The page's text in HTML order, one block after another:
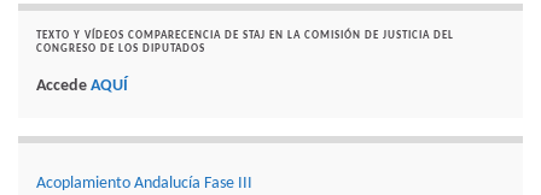
TEXTO Y VÍDEOS COMPARECENCIA DE STAJ EN LA COMISIÓN DE JUSTICIA DEL
CONGRESO DE LOS DIPUTADOS
Accede AQUÍ
Acoplamiento Andalucía Fase III